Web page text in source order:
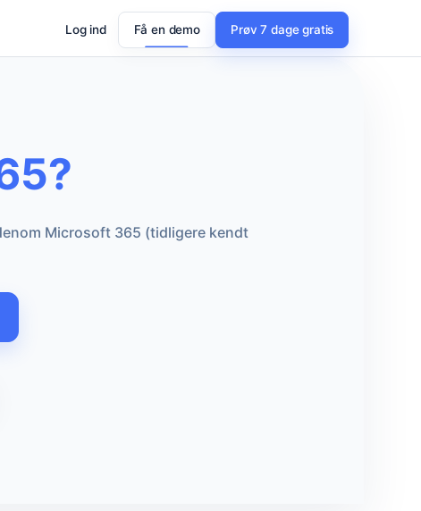
Log ind Få en demo Prøv 7 dage gratis
Microsoft 365 (tidligere kendt